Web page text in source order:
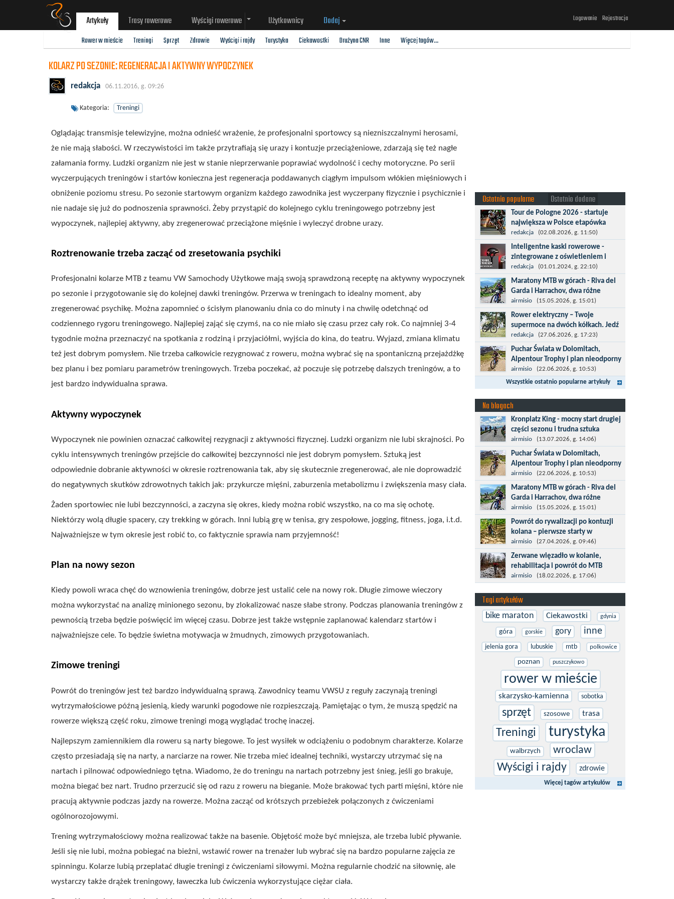
Logowanie Rejestracja
Artykuły Trasy rowerowe Wyścigi rowerowe Użytkownicy Dodaj
Rower w mieście Treningi Sprzęt Zdrowie Wyścigi i rajdy Turystyka Ciekawostki Drużyna CNR Inne Więcej tagów...
KOLARZ PO SEZONIE: REGENERACJA I AKTYWNY WYPOCZYNEK
redakcja 06.11.2016, g. 09:26
Kategoria: Treningi
Oglądając transmisje telewizyjne, można odnieść wrażenie, że profesjonalni sportowcy są niezniszczalnymi herosami,
że nie mają słabości. W rzeczywistości im także przytrafiają się urazy i kontuzje przeciążeniowe, zdarzają się też nagłe
załamania formy. Ludzki organizm nie jest w stanie nieprzerwanie poprawiać wydolność i cechy motoryczne. Po serii
wyczerpujących treningów i startów konieczna jest regeneracja poddawanych ciągłym impulsom włókien mięśniowych i
obniżenie poziomu stresu. Po sezonie startowym organizm każdego zawodnika jest wyczerpany fizycznie i psychicznie i
nie nadaje się już do podnoszenia sprawności. Żeby przystąpić do kolejnego cyklu treningowego potrzebny jest
wypoczynek, najlepiej aktywny, aby zregenerować przeciążone mięśnie i wyleczyć drobne urazy.
Roztrenowanie trzeba zacząć od zresetowania psychiki
Profesjonalni kolarze MTB z teamu VW Samochody Użytkowe mają swoją sprawdzoną receptę na aktywny wypoczynek
po sezonie i przygotowanie się do kolejnej dawki treningów. Przerwa w treningach to idealny moment, aby
zregenerować psychikę. Można zapomnieć o ścisłym planowaniu dnia co do minuty i na chwilę odetchnąć od
codziennego rygoru treningowego. Najlepiej zająć się czymś, na co nie miało się czasu przez cały rok. Co najmniej 3-4
tygodnie można przeznaczyć na spotkania z rodziną i przyjaciółmi, wyjścia do kina, do teatru. Wyjazd, zmiana klimatu
też jest dobrym pomysłem. Nie trzeba całkowicie rezygnować z roweru, można wybrać się na spontaniczną przejażdżkę
bez planu i bez pomiaru parametrów treningowych. Trzeba poczekać, aż poczuje się potrzebę dalszych treningów, a to
jest bardzo indywidualna sprawa.
Aktywny wypoczynek
Wypoczynek nie powinien oznaczać całkowitej rezygnacji z aktywności fizycznej. Ludzki organizm nie lubi skrajności. Po
cyklu intensywnych treningów przejście do całkowitej bezczynności nie jest dobrym pomysłem. Sztuką jest
odpowiednie dobranie aktywności w okresie roztrenowania tak, aby się skutecznie zregenerować, ale nie doprowadzić
do negatywnych skutków zdrowotnych takich jak: przykurcze mięśni, zaburzenia metabolizmu i zwiększenia masy ciała.
Żaden sportowiec nie lubi bezczynności, a zaczyna się okres, kiedy można robić wszystko, na co ma się ochotę.
Niektórzy wolą długie spacery, czy trekking w górach. Inni lubią grę w tenisa, gry zespołowe, jogging, fitness, joga, i.t.d.
Najważniejsze w tym okresie jest robić to, co faktycznie sprawia nam przyjemność!
Plan na nowy sezon
Kiedy powoli wraca chęć do wznowienia treningów, dobrze jest ustalić cele na nowy rok. Długie zimowe wieczory
można wykorzystać na analizę minionego sezonu, by zlokalizować nasze słabe strony. Podczas planowania treningów z
pewnością trzeba będzie poświęcić im więcej czasu. Dobrze jest także wstępnie zaplanować kalendarz startów i
najważniejsze cele. To będzie świetna motywacja w żmudnych, zimowych przygotowaniach.
Zimowe treningi
Powrót do treningów jest też bardzo indywidualną sprawą. Zawodnicy teamu VWSU z reguły zaczynają treningi
wytrzymałościowe późną jesienią, kiedy warunki pogodowe nie rozpieszczają. Pamiętając o tym, że muszą spędzić na
rowerze większą część roku, zimowe treningi mogą wyglądać trochę inaczej.
Najlepszym zamiennikiem dla roweru są narty biegowe. To jest wysiłek w odciążeniu o podobnym charakterze. Kolarze
często przesiadają się na narty, a narciarze na rower. Nie trzeba mieć idealnej techniki, wystarczy utrzymać się na
nartach i pilnować odpowiedniego tętna. Wiadomo, że do treningu na nartach potrzebny jest śnieg, jeśli go brakuje,
można biegać bez nart. Trudno przerzucić się od razu z roweru na bieganie. Może brakować tych parti mięśni, które nie
pracują aktywnie podczas jazdy na rowerze. Można zacząć od krótszych przebieżek połączonych z ćwiczeniami
ogólnorozojowymi.
Trening wytrzymałościowy można realizować także na basenie. Objętość może być mniejsza, ale trzeba lubić pływanie.
Jeśli się nie lubi, można pobiegać na bieżni, wstawić rower na trenażer lub wybrać się na bardzo popularne zajęcia ze
spinningu. Kolarze lubią przeplatać długie treningi z ćwiczeniami siłowymi. Można regularnie chodzić na siłownię, ale
wystarczy także drążek treningowy, ławeczka lub ćwiczenia wykorzystujące ciężar ciała.
Ostatnio popularne Ostatnio dodane
Tour de Pologne 2026 - startuje
największa w Polsce etapówka
kolarska
Tour de Pologne 2026 to jedno z
najbardziej prestiżowych wydarzeń
sportowych w Polsce. wyścig zaliczany
po raz 22. do prestiżowego cyklu UCI
World...
redakcja (02.08.2026, g. 11:50)
Inteligentne kaski rowerowe -
zintegrowane z oświetleniem i
kierunkowskazami
Temat bezpieczeństwa jazdy wchodzi
na nowy poziom. Do tej pory kask było
odpowiedzialny przede wszystkim za
bezpieczeństwo rowerzysty, ochronę...
redakcja (01.01.2024, g. 22:10)
Maratony MTB w górach - Riva del
Garda i Harrachov, dwa różne
wyzwania
Maj to idealny czas, by z płaskich i
szybkich wyścigów przejść do znacznie
bardziej ambitnych wyzwań, jakimi są
górskie wyścigi MTB....
airmisio (15.05.2026, g. 15:01)
Rower elektryczny – Twoje
supermoce na dwóch kółkach. Jedź
dalej,odkrywaj więcej
Marzenia o dalekich podróżach bez
ogromnego zmęczenia stają się
rzeczywistością dzięki nowoczesnym
technologiom ukrytym w
jednośladach....
redakcja (27.06.2026, g. 17:23)
Puchar Świata w Dolomitach,
Alpentour Trophy i plan nieodporny
na upadki
Czerwiec w moim planie oznaczał
wejście w najbardziej wymagający etap
i cel pierwszej części sezonu: Puchar
Świata w maratonie MTB w
Dolomitach...
airmisio (22.06.2026, g. 10:53)
Wszystkie ostatnio popularne artykuły
Na blogach
Kronplatz King - mocny start drugiej
części sezonu i trudna sztuka
odpoczynku
Kronplatz King, epicki MTB Maraton z
metą na 2275 m we włoskich Alpach –
łącznie 3000 metrów przewyższenia na
dystansie 60 km, ze...
airmisio (13.07.2026, g. 14:06)
Puchar Świata w Dolomitach,
Alpentour Trophy i plan nieodporny
na upadki
Czerwiec w moim planie oznaczał
wejście w najbardziej wymagający etap
i cel pierwszej części sezonu: Puchar
Świata w maratonie MTB w
Dolomitach...
airmisio (22.06.2026, g. 10:53)
Maratony MTB w górach - Riva del
Garda i Harrachov, dwa różne
wyzwania
Maj to idealny czas, by z płaskich i
szybkich wyścigów przejść do znacznie
bardziej ambitnych wyzwań, jakimi są
górskie wyścigi MTB....
airmisio (15.05.2026, g. 15:01)
Powrót do rywalizacji po kontuzji
kolana – pierwsze starty w
maratonach MTB
Prawdziwym testem po kontuzji kolana
i uszkodzeniu więzadeł jest powrót do
sportowej rywalizacji. Podczas
zawodów znikają bariery,...
airmisio (27.04.2026, g. 09:46)
Zerwane więzadło w kolanie,
rehabilitacja i powrót do MTB
W sporcie nie ma kalkulacji, niezależnie
startujesz w zawodach i chcesz po
prostu oddać się grze, dać z siebie...
airmisio (18.02.2026, g. 17:06)
Tagi artykułów
bike maraton Ciekawostki gdynia
góra gorskie gory inne
jelenia gora lubuskie mtb polkowice
poznan puszczykowo
rower w mieście
skarzysko-kamienna sobotka
sprzęt szosowe trasa
Treningi turystyka
walbrzych wroclaw
Wyścigi i rajdy zdrowie
Więcej tagów artykułów